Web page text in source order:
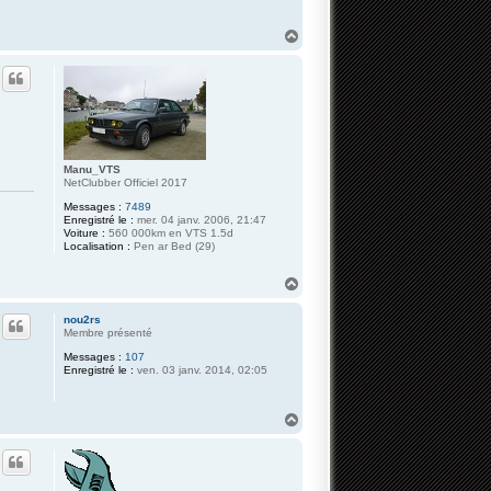
Manu_VTS
NetClubber Officiel 2017
Messages : 7489
Enregistré le : mer. 04 janv. 2006, 21:47
Voiture : 560 000km en VTS 1.5d
Localisation : Pen ar Bed (29)
nou2rs
Membre présenté
Messages : 107
Enregistré le : ven. 03 janv. 2014, 02:05